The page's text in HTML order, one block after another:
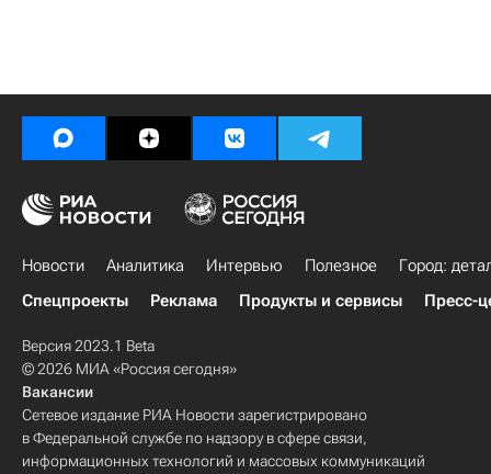
Новости Аналитика Интервью Полезное
Город:
Спецпроекты
Реклама Продукты и сервисы Пресс-
Версия 2023.1 Beta
© 2026 МИА «Россия сегодня»
Вакансии
Сетевое издание РИА Новости зарегистрировано
в Федеральной службе по надзору в сфере связи,
информационных технологий и массовых коммуникаций